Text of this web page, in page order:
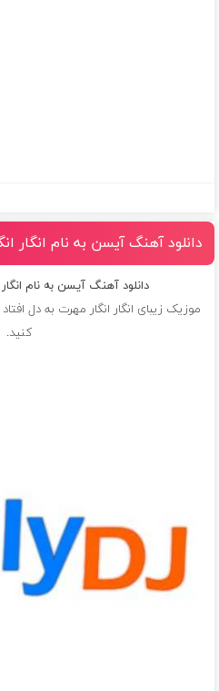
دانلود آهنگ آیسن به نام انگار
دانلود آهنگ آیسن به نام
موزیک زیبای انگار انگار مهرت به دل
کنید.